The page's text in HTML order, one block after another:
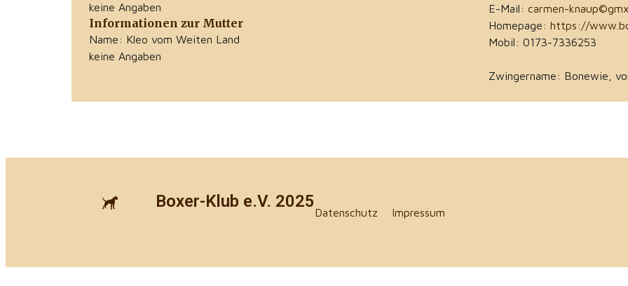
keine Angaben
Informationen zur Mutter
Name: Kleo vom Weiten Land
keine Angaben
E-Mail: carmen-
Homepage: https://
Mobil: 0173-7336253
Zwingername: Bonewie,
Boxer-Klub e.V. 2025
Datenschutz Impressum